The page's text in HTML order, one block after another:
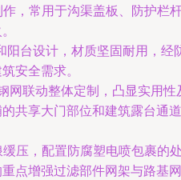
作，常用于沟渠盖板、防护栏
阳台设计，材质坚固耐用，经
安全需求。
网联动整体定制，凸显实用性
共享大门部位和建筑露台通道
缓压，配置防腐塑电喷包裹的
点增强过滤部件网架与路基网